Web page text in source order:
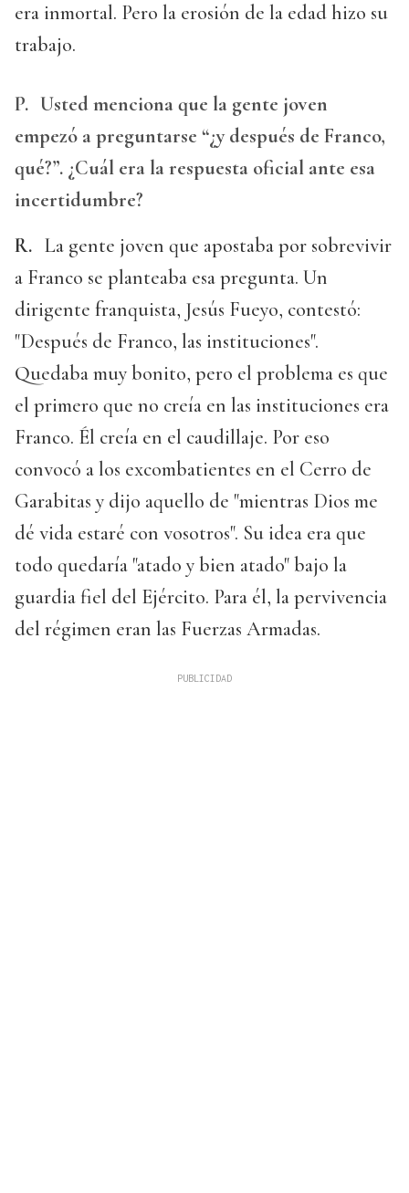
era inmortal. Pero la erosión de la edad hizo su
trabajo.
P. Usted menciona que la gente joven
empezó a preguntarse “¿y después de Franco,
qué?”. ¿Cuál era la respuesta oficial ante esa
incertidumbre?
R. La gente joven que apostaba por sobrevivir
a Franco se planteaba esa pregunta. Un
dirigente franquista, Jesús Fueyo, contestó:
"Después de Franco, las instituciones".
Quedaba muy bonito, pero el problema es que
el primero que no creía en las instituciones era
Franco. Él creía en el caudillaje. Por eso
convocó a los excombatientes en el Cerro de
Garabitas y dijo aquello de "mientras Dios me
dé vida estaré con vosotros". Su idea era que
todo quedaría "atado y bien atado" bajo la
guardia fiel del Ejército. Para él, la pervivencia
del régimen eran las Fuerzas Armadas.